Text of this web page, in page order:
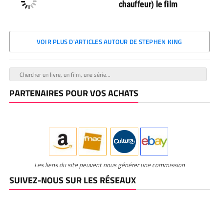
chauffeur) le film
VOIR PLUS D'ARTICLES AUTOUR DE STEPHEN KING
PARTENAIRES POUR VOS ACHATS
Les liens du site peuvent nous générer une commission
SUIVEZ-NOUS SUR LES RÉSEAUX